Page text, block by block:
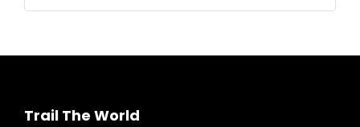
Trail The World